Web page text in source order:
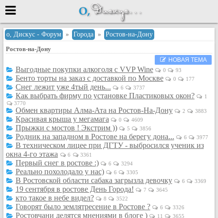
Меню
или войти через
Вход с 7ooo.ru
Регистрация
Забыли пароль?
Данные авторизации одинаковые с
сайтом 7ooo.ru
Форумы
Главная
Поиск
Новые сообщения
Беседы
Игры
о, Дискус - Форум » Города »
Ростов-на-Дону
Ростов-на-Дону
НОВАЯ ТЕМА
Выгодные покупки алкоголя с VVP Wine 0 93
Бенто торты на заказ с доставкой по Москве 0 177
Снег лежит уже 4тый день... 6 3737
Как выбрать фирму по установке Пластиковых окон?
1
3770
Обмен квартиры Алма-Ата на Ростов-На-Дону 2 3883
Красивая крыша у мегамага 0 4609
Прыжки с мостов ! Экстрим )) 5 3856
Родник на западном в Ростове на берегу дона... 6 3977
В техническом лицее при ДГТУ - выбросился ученик из
окна 4-го этажа
6 3361
Первый снег в ростове :) 6 3294
Реально похолодало у нас) 6 3305
В Ростовской области сабака загрызла девочку 6 3369
19 сентября в ростове День Города! 7 3645
кто такое в небе видел? 8 3522
Говорят было землятресение в Ростове ? 6 3326
Ростовчани делятся мнениями в блоге ) 11 3655